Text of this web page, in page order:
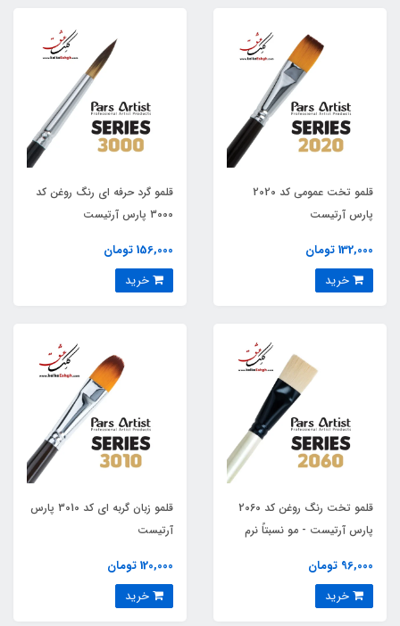
قلمو تخت عمومی کد 2020
پارس آرتیست
132,000 تومان
قلمو گرد حرفه ای رنگ روغن کد
3000 پارس آرتیست
156,000 تومان
قلمو تخت رنگ روغن کد 2060
پارس آرتیست - مو نسبتاً نرم
96,000 تومان
قلمو زبان گربه ای کد 3010 پارس
آرتیست
120,000 تومان